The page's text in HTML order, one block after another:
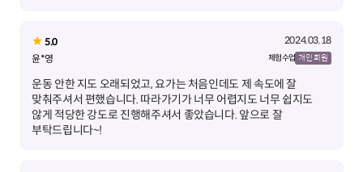
5.0
2024.03.18
윤*영
체험 수업 개인 회원
운동 안한 지도 오래되었고, 요가는 처음인데도 제 속도에 잘
맞춰주셔서 편했습니다. 따라가기가 너무 어렵지도 너무 쉽지도
않게 적당한 강도로 진행해주셔서 좋았습니다. 앞으로 잘
부탁드립니다~!